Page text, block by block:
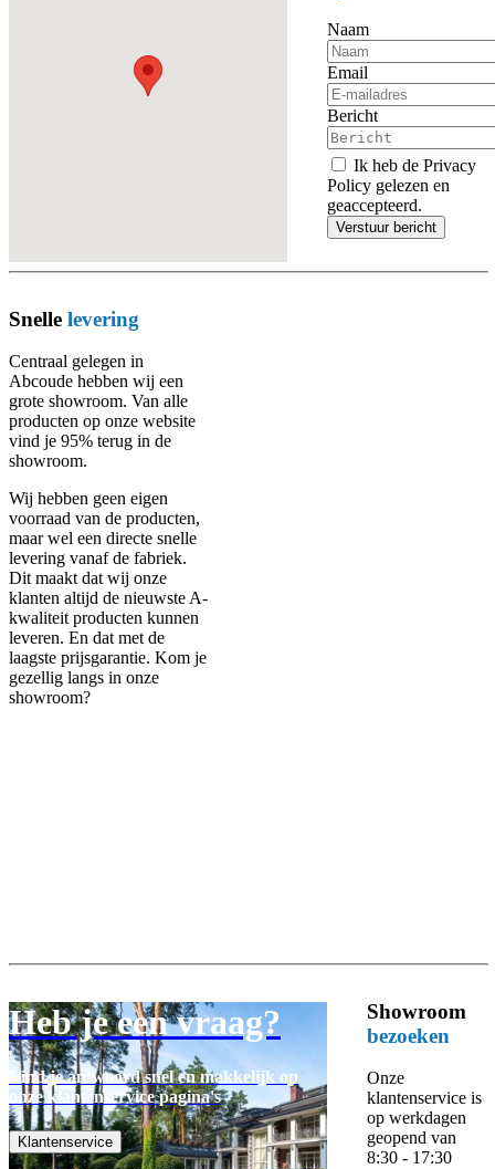
Naam
Email
Bericht
Ik heb de Privacy
Policy gelezen en
geaccepteerd.
Verstuur bericht
Snelle levering
Centraal gelegen in
Abcoude hebben wij een
grote showroom. Van alle
producten op onze website
vind je 95% terug in de
showroom.
Wij hebben geen eigen
voorraad van de producten,
maar wel een directe snelle
levering vanaf de fabriek.
Dit maakt dat wij onze
klanten altijd de nieuwste A-
kwaliteit producten kunnen
leveren. En dat met de
laagste prijsgarantie. Kom je
gezellig langs in onze
showroom?
Heb je een vraag?
Vind je antwoord snel en makkelijk op
onze klantenservice pagina's
Klantenservice
Showroom
bezoeken
Onze
klantenservice is
op werkdagen
geopend van
8:30 - 17:30